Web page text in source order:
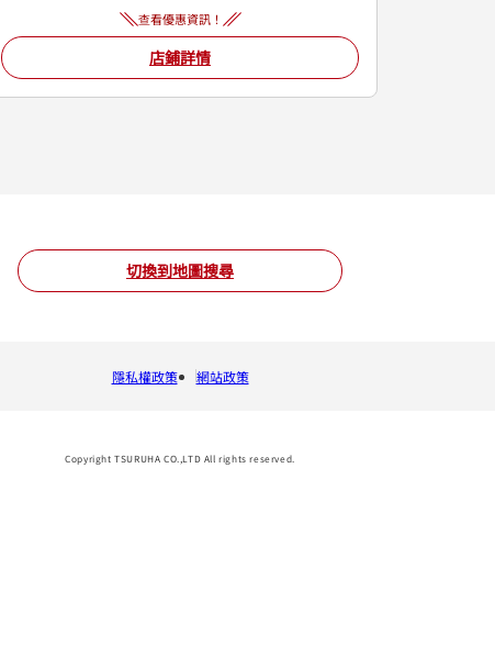
查看優惠資訊！
店鋪詳情
切換到地圖搜尋
隱私權政策 網站政策
Copyright TSURUHA CO.,LTD All rights reserved.